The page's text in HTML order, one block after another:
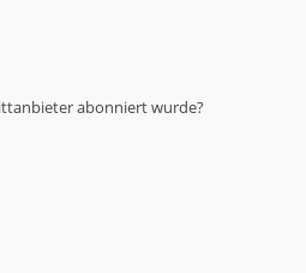
abonniert wurde?